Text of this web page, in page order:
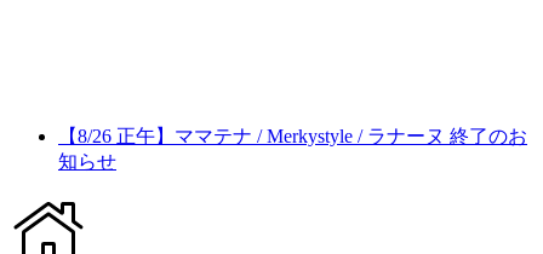
【8/26 正午】ママテナ / Merkystyle / ラナーヌ 終了のお
知らせ